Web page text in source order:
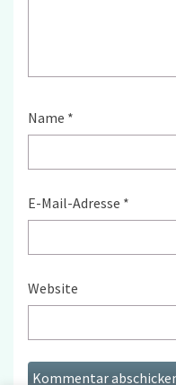
Name *
E-Mail-Adresse *
Website